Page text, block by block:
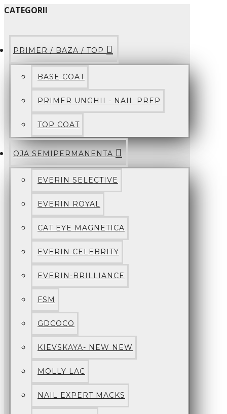
CATEGORII
PRIMER / BAZA / TOP
BASE COAT
PRIMER UNGHII - NAIL PREP
TOP COAT
OJA SEMIPERMANENTA
EVERIN SELECTIVE
EVERIN ROYAL
CAT EYE MAGNETICA
EVERIN CELEBRITY
EVERIN-BRILLIANCE
FSM
GDCOCO
KIEVSKAYA- NEW NEW
MOLLY LAC
NAIL EXPERT MACKS